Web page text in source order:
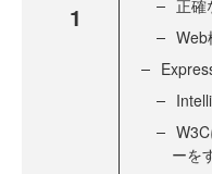
1
正確
Web
ーを